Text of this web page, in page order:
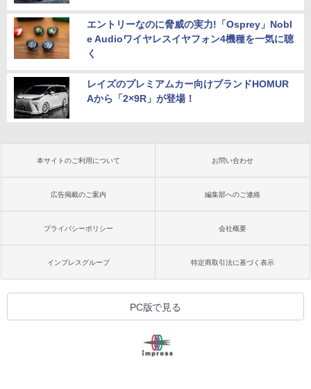
エントリーなのに脅威の実力!「Osprey」Nobl
e Audioワイヤレスイヤフォン4機種を一気に聴
く
レイズのプレミアムカー向けブランドHOMUR
Aから「2×9R」が登場！
本サイトのご利用について お問い合わせ
広告掲載のご案内 編集部へのご連絡
プライバシーポリシー 会社概要
インプレスグループ 特定商取引法に基づく表示
PC版で見る